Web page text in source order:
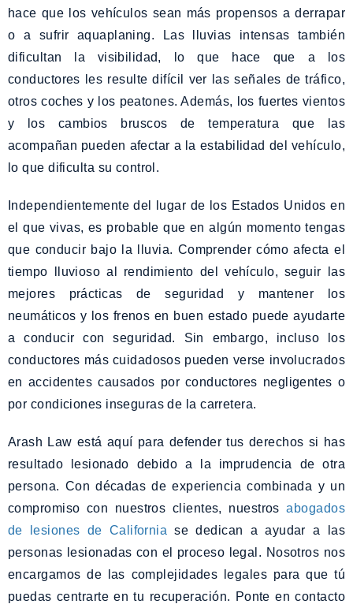
hace que los vehículos sean más propensos a derrapar
o a sufrir aquaplaning. Las lluvias intensas también
dificultan la visibilidad, lo que hace que a los
conductores les resulte difícil ver las señales de tráfico,
otros coches y los peatones. Además, los fuertes vientos
y los cambios bruscos de temperatura que las
acompañan pueden afectar a la estabilidad del vehículo,
lo que dificulta su control.
Independientemente del lugar de los Estados Unidos en
el que vivas, es probable que en algún momento tengas
que conducir bajo la lluvia. Comprender cómo afecta el
tiempo lluvioso al rendimiento del vehículo, seguir las
mejores prácticas de seguridad y mantener los
neumáticos y los frenos en buen estado puede ayudarte
a conducir con seguridad. Sin embargo, incluso los
conductores más cuidadosos pueden verse involucrados
en accidentes causados por conductores negligentes o
por condiciones inseguras de la carretera.
Arash Law está aquí para defender tus derechos si has
resultado lesionado debido a la imprudencia de otra
persona. Con décadas de experiencia combinada y un
compromiso con nuestros clientes, nuestrosabogados
de lesiones de California se dedican a ayudar a las
personas lesionadas con el proceso legal. Nosotros nos
encargamos de las complejidades legales para que tú
puedas centrarte en tu recuperación. Ponte en contacto